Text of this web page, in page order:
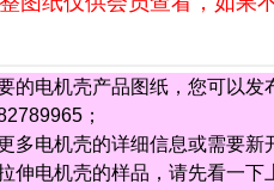
的电机壳产品图纸，您可以
；
多电机壳的详细信息或需要
伸电机壳的样品，请先看一